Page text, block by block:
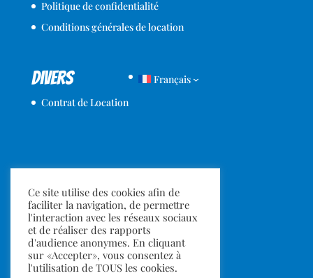
Politique de confidentialité
Conditions générales de location
Divers
Contrat de Location
Français
Ce site utilise des cookies afin de
faciliter la navigation, de permettre
l'interaction avec les réseaux sociaux
et de réaliser des rapports
d'audience anonymes. En cliquant
sur «Accepter», vous consentez à
l'utilisation de TOUS les cookies.